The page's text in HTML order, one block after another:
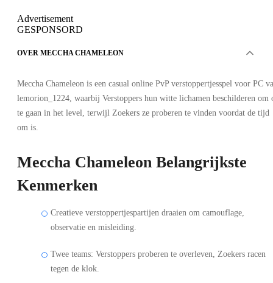
Advertisement
GESPONSORD
OVER MECCHA CHAMELEON
Meccha Chameleon is een casual online PvP verstoppertjesspel voor PC
lemorion_1224, waarbij Verstoppers hun witte lichamen beschilderen om
te gaan in het level, terwijl Zoekers ze proberen te vinden voordat de tijd
om is.
Meccha Chameleon Belangrijkste
Kenmerken
Creatieve verstoppertjespartijen draaien om camouflage,
observatie en misleiding.
Twee teams: Verstoppers proberen te overleven, Zoekers racen
tegen de klok.